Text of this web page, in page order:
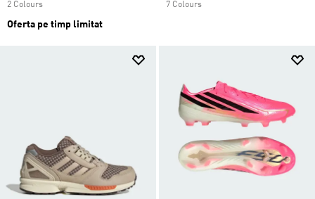
2 Colours
Oferta pe timp limitat
7 Colours